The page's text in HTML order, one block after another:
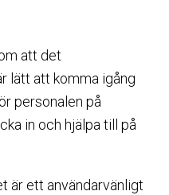
att det
lätt att komma igång
personalen på
in och hjälpa till på
är ett användarvänligt